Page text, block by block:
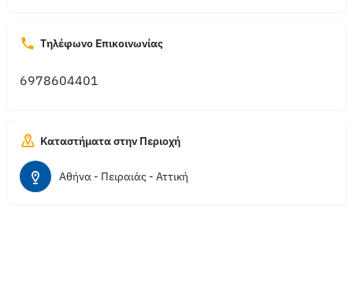
Τηλέφωνο Επικοινωνίας
6978604401
Καταστήματα στην Περιοχή
Αθήνα - Πειραιάς - Αττική